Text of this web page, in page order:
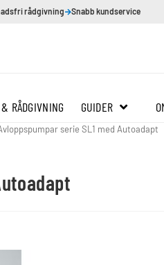
rådgivning Snabb kundservice
RÅDGIVNING GUIDER
serie SL1 med Autoadapt